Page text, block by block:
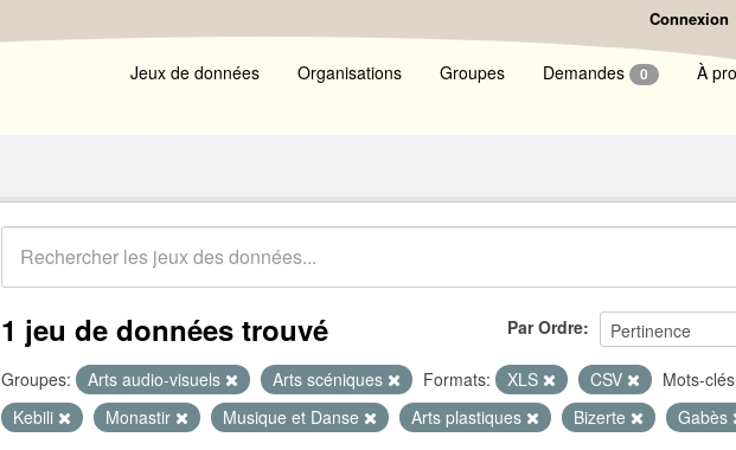
Connexion
Jeux de données Organisations Groupes Demandes 0 À
Par Ordre
1 jeu de données trouvé
Groupes: Arts audio-visuels Arts scéniques Formats: XLS CSV
Mots-
Kebili
Monastir Musique et Danse Arts plastiques Bizerte Gabès